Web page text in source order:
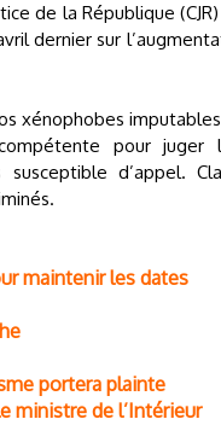
de la République
dernier sur
xénophobes
pour
d’appel.
maintenir les dates
portera plainte
ministre de l’Intérieur